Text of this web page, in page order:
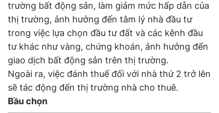
trường bất động sản, làm giảm mức hấp dẫn của
thị trường, ảnh hưởng đến tâm lý nhà đầu tư
trong việc lựa chọn đầu tư đất và các kênh đầu
tư khác như vàng, chứng khoán, ảnh hưởng đến
giao dịch bất động sản trên thị trường.
Ngoài ra, việc đánh thuế đối với nhà thứ 2 trở lên
sẽ tác động đến thị trường nhà cho thuê.
Bầu chọn